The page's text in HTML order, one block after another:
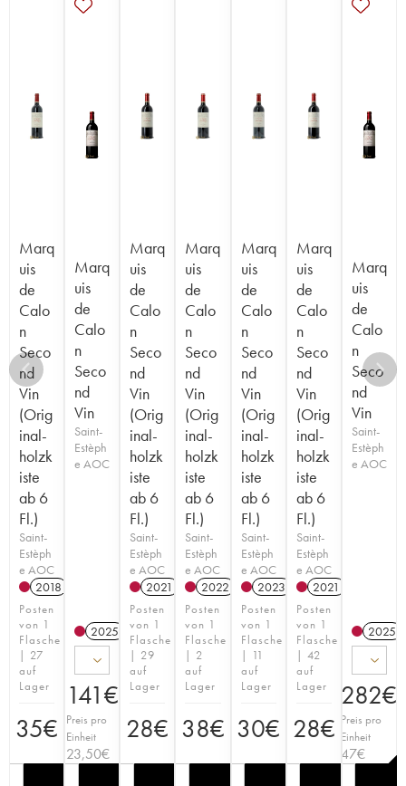
Marq
uis
de
Calo
n
Seco
nd
Vin
(Orig
inal-
holzk
iste
ab 6
Fl.)
Saint-
Estèph
e AOC
2018
Posten
von 1
Flasche
| 27
auf
Lager
35€
Marq
uis
de
Calo
n
Seco
nd
Vin
Saint-
Estèph
e AOC
2025 T
141€
Preis pro
Einheit
23,50€
Marq
uis
de
Calo
n
Seco
nd
Vin
(Orig
inal-
holzk
iste
ab 6
Fl.)
Saint-
Estèph
e AOC
2021
T
Posten
von 1
Flasche
| 29
auf
Lager
28€
Marq
uis
de
Calo
n
Seco
nd
Vin
(Orig
inal-
holzk
iste
ab 6
Fl.)
Saint-
Estèph
e AOC
2022
T
Posten
von 1
Flasche
| 2
auf
Lager
38€
Marq
uis
de
Calo
n
Seco
nd
Vin
(Orig
inal-
holzk
iste
ab 6
Fl.)
Saint-
Estèph
e AOC
2023
T
Posten
von 1
Flasche
| 11
auf
Lager
30€
Marq
uis
de
Calo
n
Seco
nd
Vin
(Orig
inal-
holzk
iste
ab 6
Fl.)
Saint-
Estèph
e AOC
2021
Posten
von 1
Flasche
| 42
auf
Lager
28€
Marq
uis
de
Calo
n
Seco
nd
Vin
Saint-
Estèph
e AOC
2025
282€
Preis pro
Einheit
47€